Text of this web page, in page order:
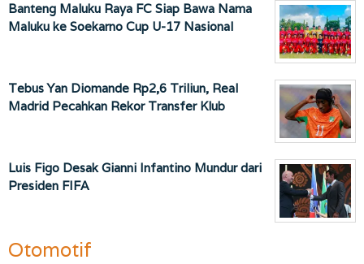
Banteng Maluku Raya FC Siap Bawa Nama
Maluku ke Soekarno Cup U-17 Nasional
Tebus Yan Diomande Rp2,6 Triliun, Real
Madrid Pecahkan Rekor Transfer Klub
Luis Figo Desak Gianni Infantino Mundur dari
Presiden FIFA
Otomotif